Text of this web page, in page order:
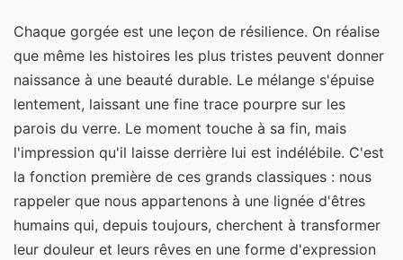
Chaque gorgée est une leçon de résilience. On réalise
que même les histoires les plus tristes peuvent donner
naissance à une beauté durable. Le mélange s'épuise
lentement, laissant une fine trace pourpre sur les
parois du verre. Le moment touche à sa fin, mais
l'impression qu'il laisse derrière lui est indélébile. C'est
la fonction première de ces grands classiques : nous
rappeler que nous appartenons à une lignée d'êtres
humains qui, depuis toujours, cherchent à transformer
leur douleur et leurs rêves en une forme d'expression